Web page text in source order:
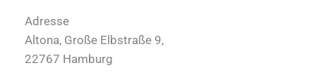
Adresse
Altona, Große Elbstraße 9,
22767 Hamburg